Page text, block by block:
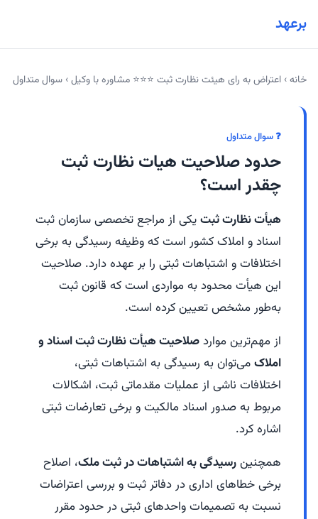
برعهد
خانه› اعتراض به رای هیئت نظارت ثبت ⭐⭐⭐ مشاوره با وکیل› سوال متداول
❓ سوال متداول
حدود صلاحیت هیات نظارت ثبت
چقدر است؟
هیأت نظارت ثبتیکی از مراجع تخصصی سازمان ثبت
اسناد و املاک کشور است که وظیفه رسیدگی به برخی
اختلافات و اشتباهات ثبتی را بر عهده دارد. صلاحیت
این هیأت محدود به مواردی است که قانون ثبت
به‌طور مشخص تعیین کرده است.
از مهم‌ترین مواردصلاحیت هیأت نظارت ثبت اسناد و
املاکمی‌توان به رسیدگی به اشتباهات ثبتی،
اختلافات ناشی از عملیات مقدماتی ثبت، اشکالات
مربوط به صدور اسناد مالکیت و برخی تعارضات ثبتی
اشاره کرد.
همچنینرسیدگی به اشتباهات در ثبت ملک، اصلاح
برخی خطاهای اداری در دفاتر ثبت و بررسی اعتراضات
نسبت به تصمیمات واحدهای ثبتی در حدود مقرر